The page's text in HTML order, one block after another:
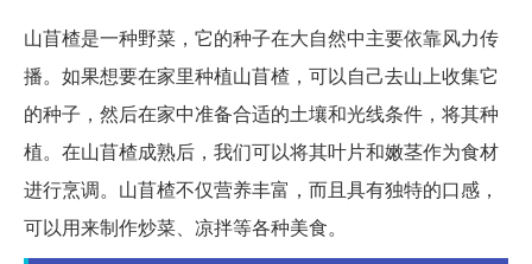
山苜楂是一种野菜，它的种子在大自然中主要依靠风力传
播。如果想要在家里种植山苜楂，可以自己去山上收集它
的种子，然后在家中准备合适的土壤和光线条件，将其种
植。在山苜楂成熟后，我们可以将其叶片和嫩茎作为食材
进行烹调。山苜楂不仅营养丰富，而且具有独特的口感，
可以用来制作炒菜、凉拌等各种美食。